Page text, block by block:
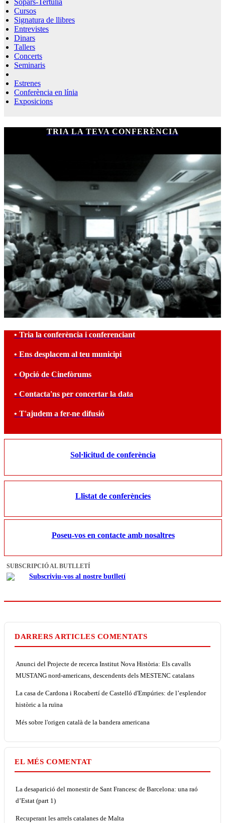
Cursos
Signatura de llibres
Entrevistes
Dinars
Tallers
Concerts
Seminaris
Estrenes
Conferència en línia
Exposicions
TRIA LA TEVA CONFERÈNCIA
• Tria la conferència i conferenciant
• Ens desplacem al teu municipi
• Opció de Cinefòrums
• Contacta'ns per concertar la data
• T'ajudem a fer-ne difusió
Sol·licitud de conferència
Llistat de conferències
Poseu-vos en contacte amb nosaltres
SUBSCRIPCIÓ AL BUTLLETÍ
Subscriviu-vos al nostre butlletí
DARRERS ARTICLES COMENTATS
Anunci del Projecte de recerca Institut Nova Història: Els cavalls
MUSTANG nord-americans, descendents dels MESTENC catalans
La casa de Cardona i Rocabertí de Castelló d'Empúries: de l’esplendor
històric a la ruïna
Més sobre l'origen català de la bandera americana
EL MÉS COMENTAT
La desaparició del monestir de Sant Francesc de Barcelona: una raó
d’Estat (part 1)
Recuperant les arrels catalanes de Malta